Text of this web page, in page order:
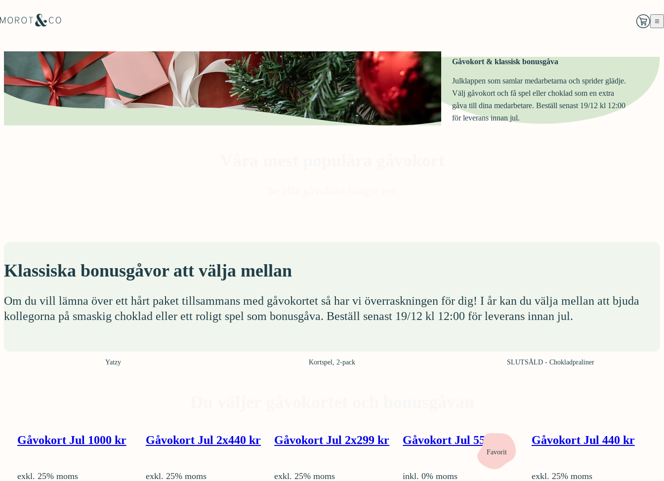
Gåvokort & klassisk bonusgåva
Julklappen som samlar medarbetarna och sprider glädje.
Välj gåvokort och få spel eller choklad som en extra
gåva till dina medarbetare. Beställ senast 19/12 kl 12:00
för leverans innan jul.
Klassiska bonusgåvor att välja mellan
Om du vill lämna över ett hårt paket tillsammans med gåvokortet så har vi överraskningen för dig! I år kan du välja mellan att bjuda
kollegorna på smaskig choklad eller ett roligt spel som bonusgåva. Beställ senast 19/12 kl 12:00 för leverans innan jul.
Yatzy Kortspel, 2-pack SLUTSÅLD - Chokladpraliner
Gåvokort Jul 1000 kr
exkl. 25% moms
Gåvokort Jul 2x440 kr
exkl. 25% moms
Gåvokort Jul 2x299 kr
exkl. 25% moms
Favorit
Gåvokort Jul 550 kr
inkl. 0% moms
Gåvokort Jul 440 kr
exkl. 25% moms